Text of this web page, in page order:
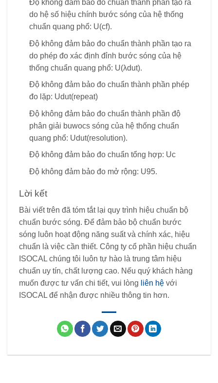
Độ không đảm bảo đo chuẩn thành phần tạo ra
do hệ số hiệu chính bước sóng của hệ thống
chuẩn quang phổ: U(cf).
Độ không đảm bảo đo chuẩn thành phần tạo ra
do phép đo xác định đỉnh bước sóng của hệ
thống chuẩn quang phổ: U(λdut).
Độ không đảm bảo đo chuẩn thành phần phép
đo lặp: Udut(repeat)
Độ không đảm bảo đo chuẩn thành phần độ
phân giải buwocs sóng của hệ thống chuẩn
quang phổ: Udut(resolution).
Độ không đảm bảo đo chuẩn tổng hợp: Uc
Độ không đảm bảo đo mở rộng: U95.
Lời kết
Bài viết trên đã tóm tắt lại quy trình hiệu chuẩn bộ
chuẩn bước sóng. Để đảm bảo bộ chuẩn bước
sóng luôn hoạt động năng suất và chính xác, hiệu
chuẩn là việc cần thiết. Công ty cổ phần hiệu chuẩn
ISOCAL chúng tôi luôn tự hào là trung tâm hiệu
chuẩn uy tín, chất lượng cao. Nếu quý khách hàng
muốn được tư vấn chi tiết, vui lòng liên hệ với
ISOCAL để nhận được nhiều thông tin hơn.